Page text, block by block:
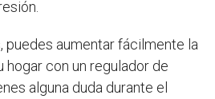
puedes aumentar fácilmente la
hogar con un regulador de
alguna duda durante el